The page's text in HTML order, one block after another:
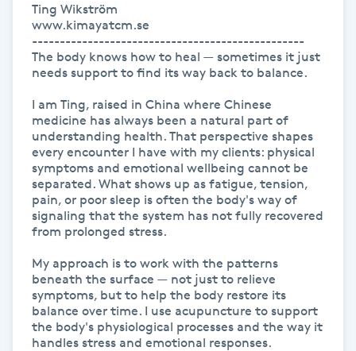
IPL hårborttagning
IR-massage
Japansk massage
Katun fransar
Kemisk peeling
Ting Wikström
www.kimayatcm.se
-------------------------------------------------
The body knows how to heal — sometimes it just
needs support to find its way back to balance.
I am Ting, raised in China where Chinese
medicine has always been a natural part of
understanding health. That perspective shapes
every encounter I have with my clients: physical
symptoms and emotional wellbeing cannot be
separated. What shows up as fatigue, tension,
pain, or poor sleep is often the body's way of
signaling that the system has not fully recovered
from prolonged stress.
My approach is to work with the patterns
beneath the surface — not just to relieve
symptoms, but to help the body restore its
balance over time. I use acupuncture to support
the body's physiological processes and the way it
handles stress and emotional responses.